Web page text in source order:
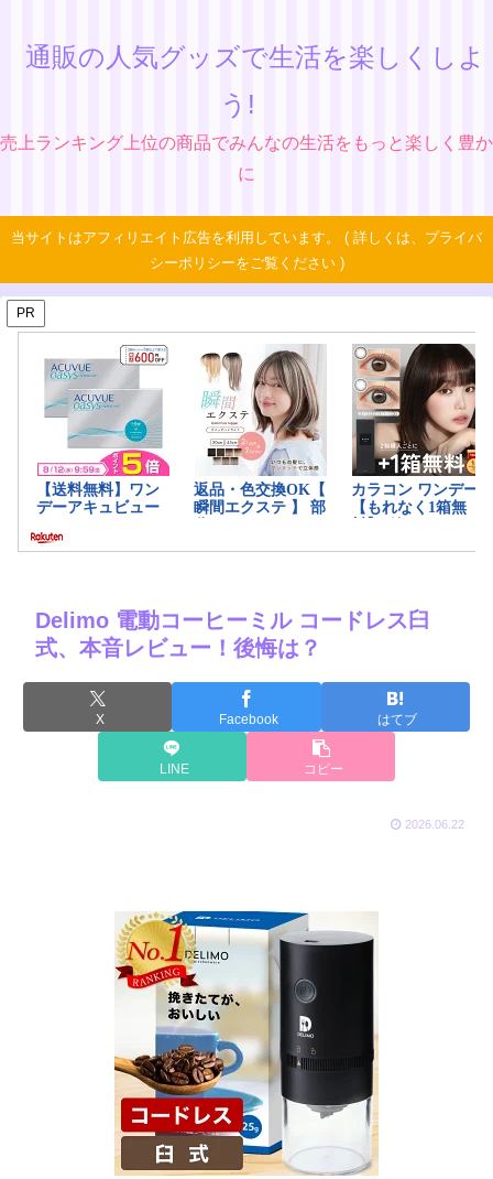
通販の人気グッズで生活を楽しくしよ
う!
売上ランキング上位の商品でみんなの生活をもっと楽しく豊か
に
当サイトはアフィリエイト広告を利用しています。 ( 詳しくは、プライバ
シーポリシーをご覧ください )
PR
Delimo 電動コーヒーミル コードレス臼
式、本音レビュー！後悔は？
X Facebook はてブ
LINE コピー
2026.06.22